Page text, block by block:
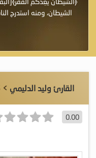
الشيطان، ومنه استدرج
القارئ وليد الدليمي > 105- سورة الفيل
0.00